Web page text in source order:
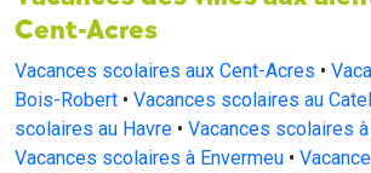
Cent-Acres
Vacances scolaires aux Cent-Acres •
Bois-Robert • Vacances scolaires au
scolaires au Havre • Vacances scolaires
Vacances scolaires à Envermeu •